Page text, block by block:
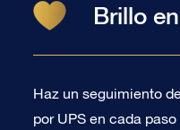
Brillo
Haz un seguimiento
por UPS en cada